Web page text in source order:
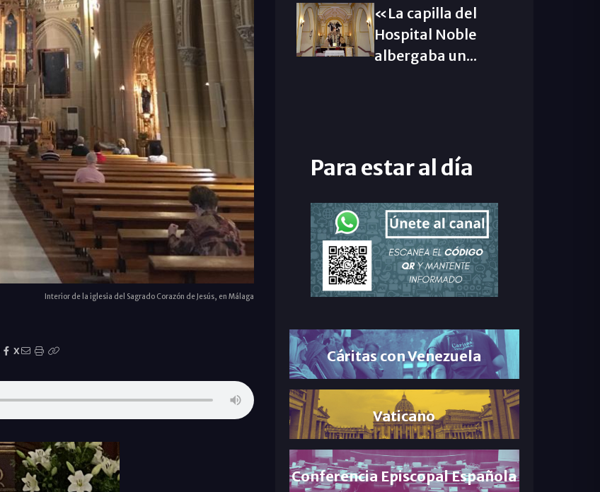
Interior de la iglesia del Sagrado Corazón de Jesús, en Málaga
X
«La capilla del
Hospital Noble
albergaba un...
Para estar al día
Cáritas con Venezuela
Vaticano
Conferencia Episcopal Española